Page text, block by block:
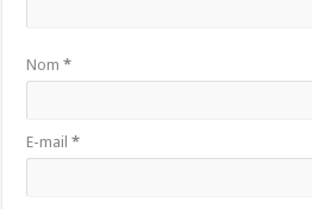
Nom*
E-mail*